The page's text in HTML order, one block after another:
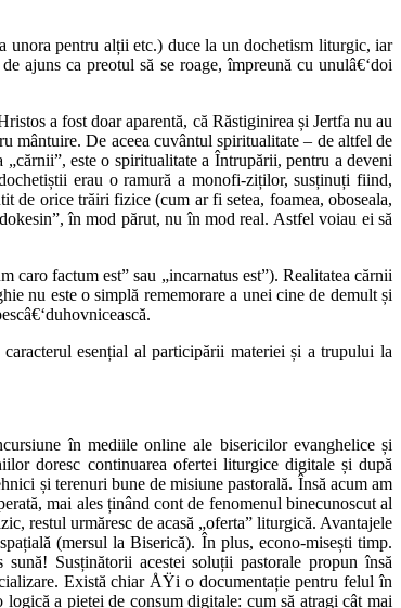
unora pentru alții etc.) duce la un dochetism liturgic, iar
ajuns ca preotul să se roage, împreună cu unulâ€‘doi
a fost doar aparentă, că Răstiginirea și Jertfa nu au
mântuire. De aceea cuvântul spiritualitate – de altfel de
este o spiritualitate a Întrupării, pentru a deveni
erau o ramură a monofi-ziților, susținuți fiind,
de orice trăiri fizice (cum ar fi setea, foamea, oboseala,
în mod părut, nu în mod real. Astfel voiau ei să
caro factum est” sau „incarnatus est”). Realitatea cărnii
nu este o simplă rememorare a unei cine de demult și
esențial al participării materiei și a trupului la
în mediile online ale bisericilor evanghelice și
doresc continuarea ofertei liturgice digitale și după
și terenuri bune de misiune pastorală. Însă acum am
mai ales ținând cont de fenomenul binecunoscut al
restul urmăresc de acasă „oferta” liturgică. Avantajele
(mersul la Biserică). În plus, econo-misești timp.
Susținătorii acestei soluții pastorale propun însă
Există chiar ÅŸi o documentație pentru felul în
a pieței de consum digitale: cum să atragi cât mai